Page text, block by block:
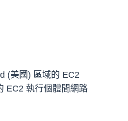
(美國) 區域的 EC2
EC2 執行個體間網路